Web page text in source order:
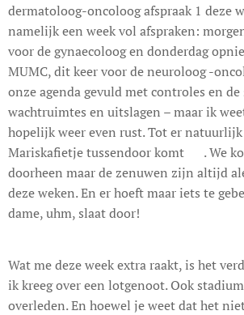
dermatoloog-oncoloog afspraak 1 deze
namelijk een week vol afspraken:
voor de gynaecoloog en donderdag
MUMC, dit keer voor de neuroloog -
onze agenda gevuld met controles en
wachtruimtes en uitslagen – maar ik
hopelijk weer even rust. Tot er natuurlijk
Mariskafietje tussendoor komt 🤣. We
doorheen maar de zenuwen zijn altijd
deze weken. En er hoeft maar iets te
dame, uhm, slaat door!
Wat me deze week extra raakt, is het
ik kreeg over een lotgenoot. Ook
overleden. En hoewel je weet dat het